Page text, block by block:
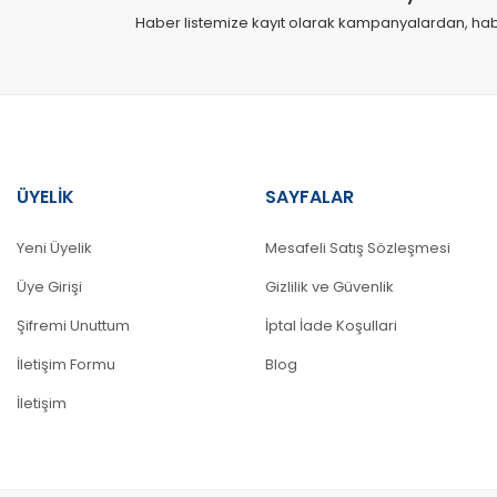
Ürün fiyatı diğer sitelerden daha pahalı.
Haber listemize kayıt olarak kampanyalardan,
ÜYELİK
Yeni Üyelik
Üye Girişi
Şifremi Unuttum
İletişim Formu
İletişim
SAYFALAR
Mesafeli Satış Sözleşmesi
Gizlilik ve Güvenlik
İptal İade Koşullari
Blog